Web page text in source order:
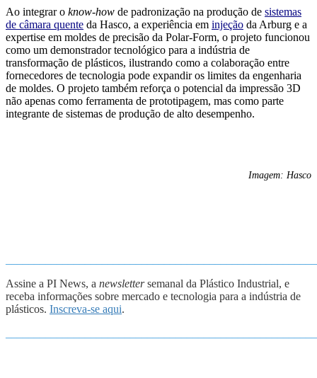
Ao integrar o know-how de padronização na produção de sistemas
de câmara quente da Hasco, a experiência em injeção da Arburg e a
expertise em moldes de precisão da Polar-Form, o projeto funcionou
como um demonstrador tecnológico para a indústria de
transformação de plásticos, ilustrando como a colaboração entre
fornecedores de tecnologia pode expandir os limites da engenharia
de moldes. O projeto também reforça o potencial da impressão 3D
não apenas como ferramenta de prototipagem, mas como parte
integrante de sistemas de produção de alto desempenho.
Imagem: Hasco
Assine a PI News, a newslettersemanal da Plástico Industrial, e
receba informações sobre mercado e tecnologia para a indústria de
plásticos. Inscreva-se aqui.